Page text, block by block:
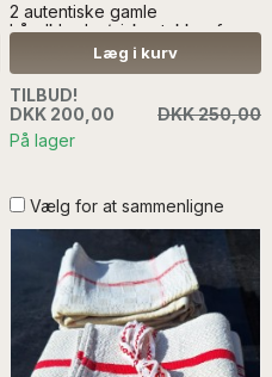
2 autentiske gamle
håndklæder/viskestykker fra
Frankrig i hør. - læs mere
Læg i kurv
TILBUD!
DKK 200,00
DKK 250,00
På lager
Vælg for at sammenligne